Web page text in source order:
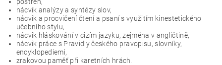
nácvik analýzy a syntézy slov,
nácvik a procvičení čtení a psaní s využitím kinestetického
učebního stylu,
nácvik hláskování v cizím jazyku, zejména v angličtině,
nácvik práce s Pravidly českého pravopisu, slovníky,
encyklopediemi,
zrakovou paměť při karetních hrách.